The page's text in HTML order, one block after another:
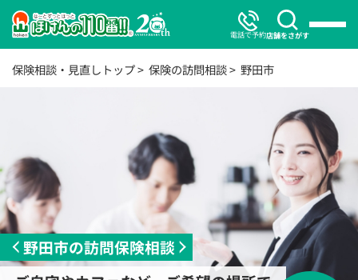
電話で予約店舗をさがす
保険相談・見直しトップ 保険の訪問相談 野田市
野田市の訪問保険相談